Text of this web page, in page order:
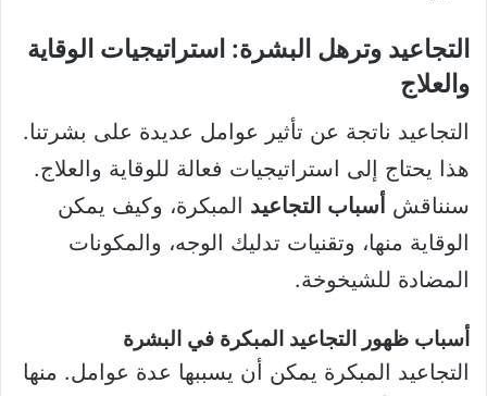
التجاعيد وترهل البشرة: استراتيجيات الوقاية
والعلاج
التجاعيد ناتجة عن تأثير عوامل عديدة على بشرتنا.
هذا يحتاج إلى استراتيجيات فعالة للوقاية والعلاج.
سنناقش أسباب التجاعيد المبكرة، وكيف يمكن
الوقاية منها، وتقنيات تدليك الوجه، والمكونات
المضادة للشيخوخة.
أسباب ظهور التجاعيد المبكرة في البشرة
التجاعيد المبكرة يمكن أن يسببها عدة عوامل. منها